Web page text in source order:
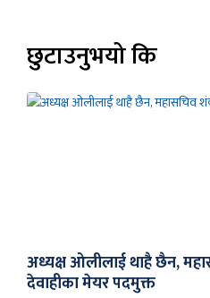
छुटाउनुभयो कि
अध्यक्ष ओलीलाई थाहै छैन,
देवाहीका मेयर पदमुक्त